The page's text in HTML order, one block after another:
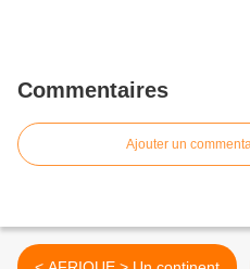
Commentaires
Ajouter un